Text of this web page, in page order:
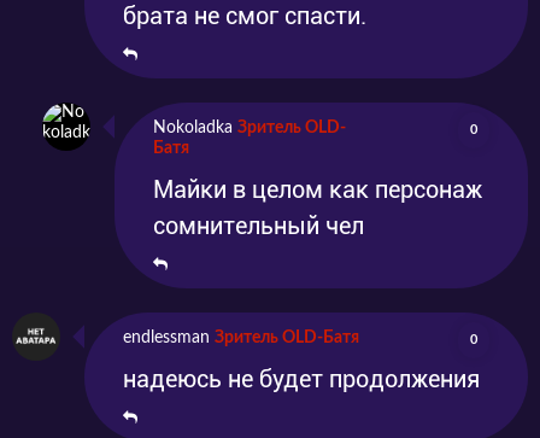
брата не смог спасти.
Nokoladka Зритель OLD-
Батя
0
Майки в целом как персонаж
сомнительный чел
endlessman Зритель OLD-Батя 0
надеюсь не будет продолжения